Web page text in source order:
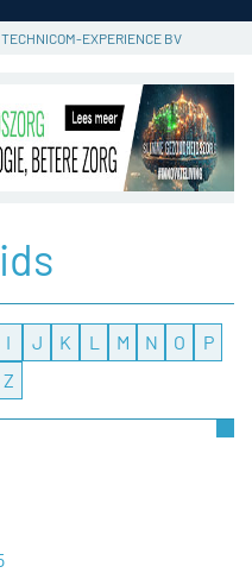
TECHNICOM-EXPERIENCE BV
I J K L M N O
P
Z